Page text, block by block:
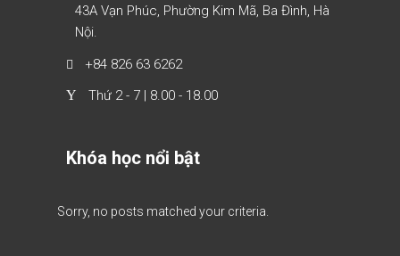
43A Vạn Phúc, Phường Kim Mã, Ba Đình, Hà
Nội.
+84 826 63 6262
Thứ 2 - 7 | 8.00 - 18.00
Khóa học nổi bật
Sorry, no posts matched your criteria.